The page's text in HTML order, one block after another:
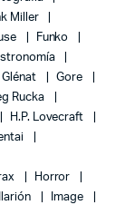
Miller
Funko
Glénat
Gore
Rucka
H.P. Lovecraft
Horror
Ilarión
Image